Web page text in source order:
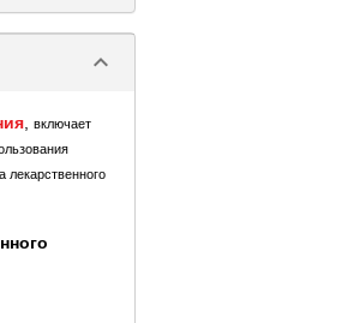
keyboard_arrow_down
включает
лекарственного